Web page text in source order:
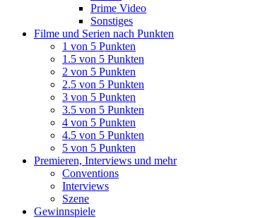
Prime Video
Sonstiges
Filme und Serien nach Punkten
1 von 5 Punkten
1.5 von 5 Punkten
2 von 5 Punkten
2.5 von 5 Punkten
3 von 5 Punkten
3.5 von 5 Punkten
4 von 5 Punkten
4.5 von 5 Punkten
5 von 5 Punkten
Premieren, Interviews und mehr
Conventions
Interviews
Szene
Gewinnspiele